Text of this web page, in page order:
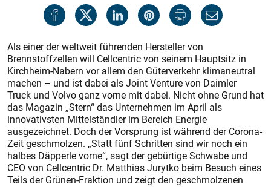
Als einer der weltweit führenden Hersteller von
Brennstoffzellen will Cellcentric von seinem Hauptsitz in
Kirchheim-Nabern vor allem den Güterverkehr klimaneutral
machen – und ist dabei als Joint Venture von Daimler
Truck und Volvo ganz vorne mit dabei. Nicht ohne Grund hat
das Magazin „Stern“ das Unternehmen im April als
innovativsten Mittelständler im Bereich Energie
ausgezeichnet. Doch der Vorsprung ist während der Corona-
Zeit geschmolzen. „Statt fünf Schritten sind wir noch ein
halbes Däpperle vorne“, sagt der gebürtige Schwabe und
CEO von Cellcentric Dr. Matthias Jurytko beim Besuch eines
Teils der Grünen-Fraktion und zeigt den geschmolzenen